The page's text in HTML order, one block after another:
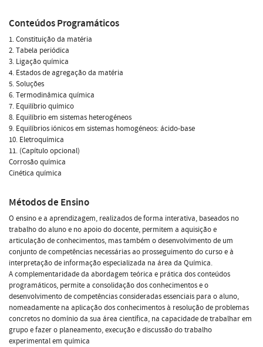
Conteúdos Programáticos
1. Constituição da matéria
2. Tabela periódica
3. Ligação química
4. Estados de agregação da matéria
5. Soluções
6. Termodinâmica química
7. Equilíbrio químico
8. Equilíbrio em sistemas heterogéneos
9. Equilíbrios iónicos em sistemas homogéneos: ácido-base
10. Eletroquímica
11. (Capítulo opcional)
Corrosão química
Cinética química
Métodos de Ensino
O ensino e a aprendizagem, realizados de forma interativa, baseados no
trabalho do aluno e no apoio do docente, permitem a aquisição e
articulação de conhecimentos, mas também o desenvolvimento de um
conjunto de competências necessárias ao prosseguimento do curso e à
interpretação de informação especializada na área da Química.
A complementaridade da abordagem teórica e prática dos conteúdos
programáticos, permite a consolidação dos conhecimentos e o
desenvolvimento de competências consideradas essenciais para o aluno,
nomeadamente na aplicação dos conhecimentos à resolução de problemas
concretos no domínio da sua área científica, na capacidade de trabalhar em
grupo e fazer o planeamento, execução e discussão do trabalho
experimental em química